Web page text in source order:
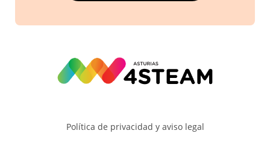
Política de privacidad y aviso legal